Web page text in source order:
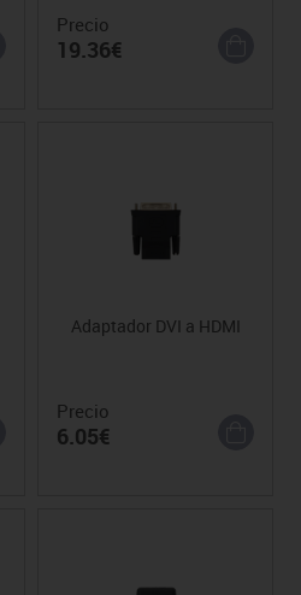
Precio
19.36€
Adaptador DVI a HDMI
Precio
6.05€